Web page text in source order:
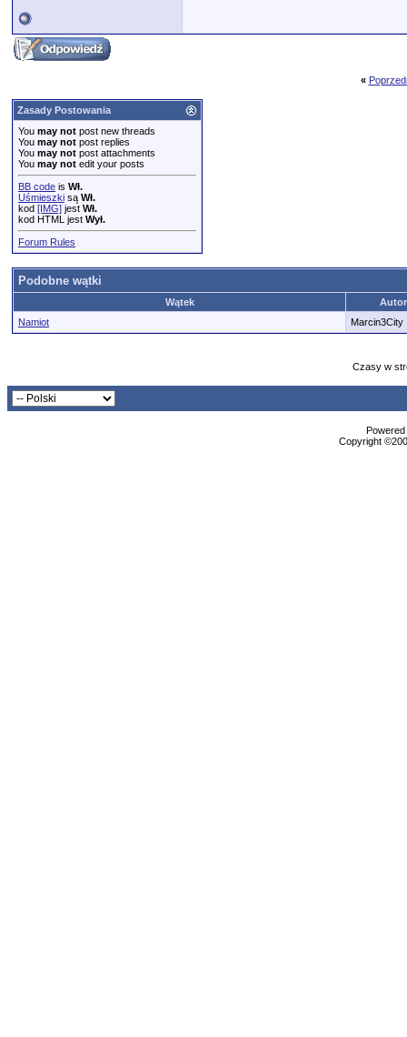
«
Zasady Postowania
You may not post new threads
You may not post replies
You may not post attachments
You may not edit your posts
BB code is Wł.
Uśmieszki są Wł.
kod [IMG] jest Wł.
kod HTML jest Wył.
Forum Rules
Podobne wątki
Wątek
Namiot
Marcin3City
Czasy w
Copyright